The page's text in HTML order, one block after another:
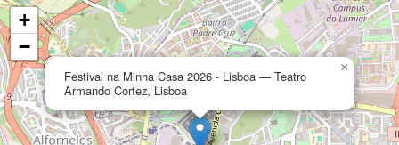
Festival na Minha Casa 2026 - Lisboa — Teatro
Armando Cortez, Lisboa
×
+
−